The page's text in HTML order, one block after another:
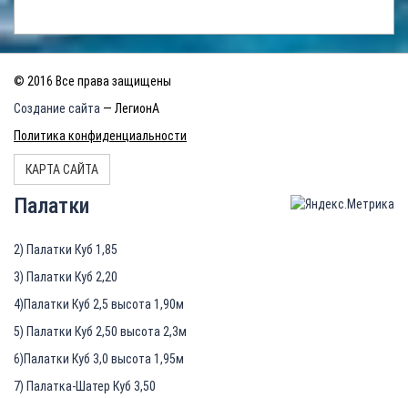
© 2016 Все права защищены
Создание сайта — ЛегионА
Политика конфиденциальности
КАРТА САЙТА
Палатки
2) Палатки Куб 1,85
3) Палатки Куб 2,20
4)Палатки Куб 2,5 высота 1,90м
5) Палатки Куб 2,50 высота 2,3м
6)Палатки Куб 3,0 высота 1,95м
7) Палатка-Шатер Куб 3,50